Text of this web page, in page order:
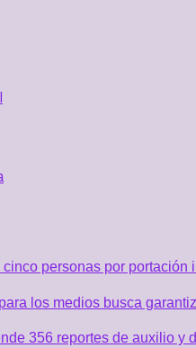
personas por portación
los medios busca
356 reportes de auxilio y